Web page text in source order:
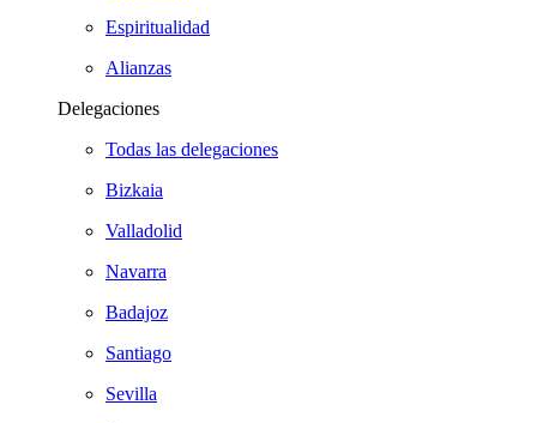
Espiritualidad
Alianzas
Delegaciones
Todas las delegaciones
Bizkaia
Valladolid
Navarra
Badajoz
Santiago
Sevilla